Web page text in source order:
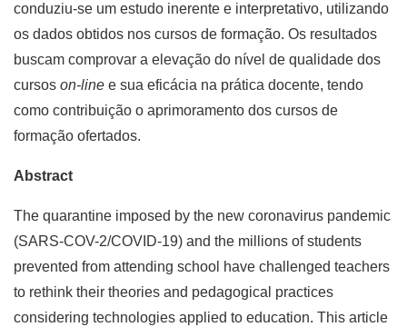
conduziu-se um estudo inerente e interpretativo, utilizando
os dados obtidos nos cursos de formação. Os resultados
buscam comprovar a elevação do nível de qualidade dos
cursos on-line e sua eficácia na prática docente, tendo
como contribuição o aprimoramento dos cursos de
formação ofertados.
Abstract
The quarantine imposed by the new coronavirus pandemic
(SARS-COV-2/COVID-19) and the millions of students
prevented from attending school have challenged teachers
to rethink their theories and pedagogical practices
considering technologies applied to education. This article